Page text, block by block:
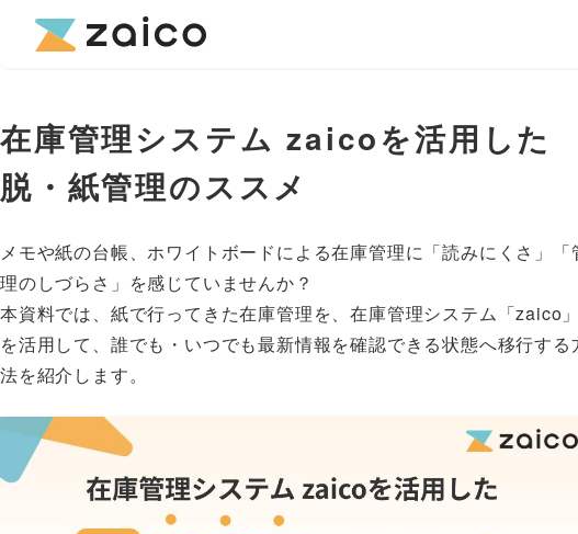
在庫管理システム zaicoを活用した
脱・紙管理のススメ
メモや紙の台帳、ホワイトボードによる在庫管理に「読みにくさ」「
理のしづらさ」を感じていませんか？
本資料では、紙で行ってきた在庫管理を、在庫管理システム「zaico」
を活用して、誰でも・いつでも最新情報を確認できる状態へ移行する
法を紹介します。